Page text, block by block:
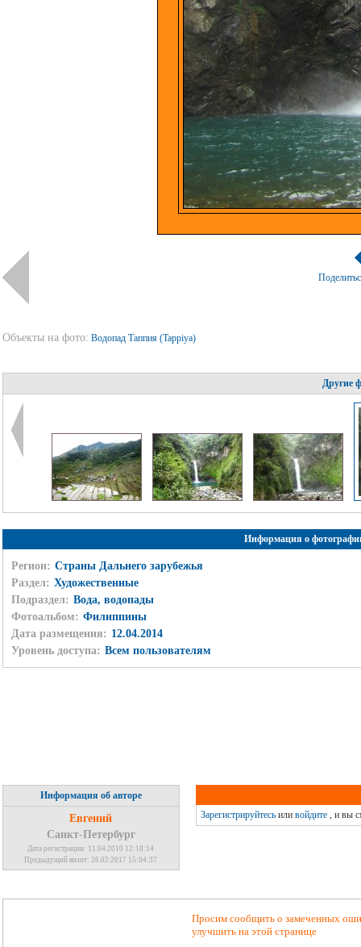
Объекты на фото: Водопад Таппия (Tappiya)
Другие
Информация о
Регион: Страны Дальнего зарубежья
Раздел: Художественные
Подраздел: Вода, водопады
Фотоальбом: Филиппины
Дата размещения: 12.04.2014
Уровень доступа: Всем пользователям
Информация об авторе
Евгений
Санкт-Петербург
Дата регистрации: 11.04.2010 12:18:14
Предыдущий визит: 26.02.2017 15:04:37
Зарегистрируйтесьили войдите, и вы
Просим сообщить о замеченных
улучшить на этой странице